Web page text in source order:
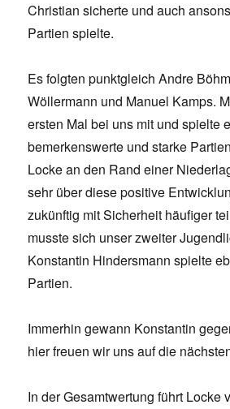
Christian sicherte und auch
Partien spielte.
Es folgten punktgleich Andre
Wöllermann und Manuel Kamps.
ersten Mal bei uns mit und spielte
bemerkenswerte und starke
Locke an den Rand einer
sehr über diese positive
zukünftig mit Sicherheit häufiger
musste sich unser zweiter
Konstantin Hindersmann spielte
Partien.
Immerhin gewann Konstantin
hier freuen wir uns auf die
In der Gesamtwertung führt Locke